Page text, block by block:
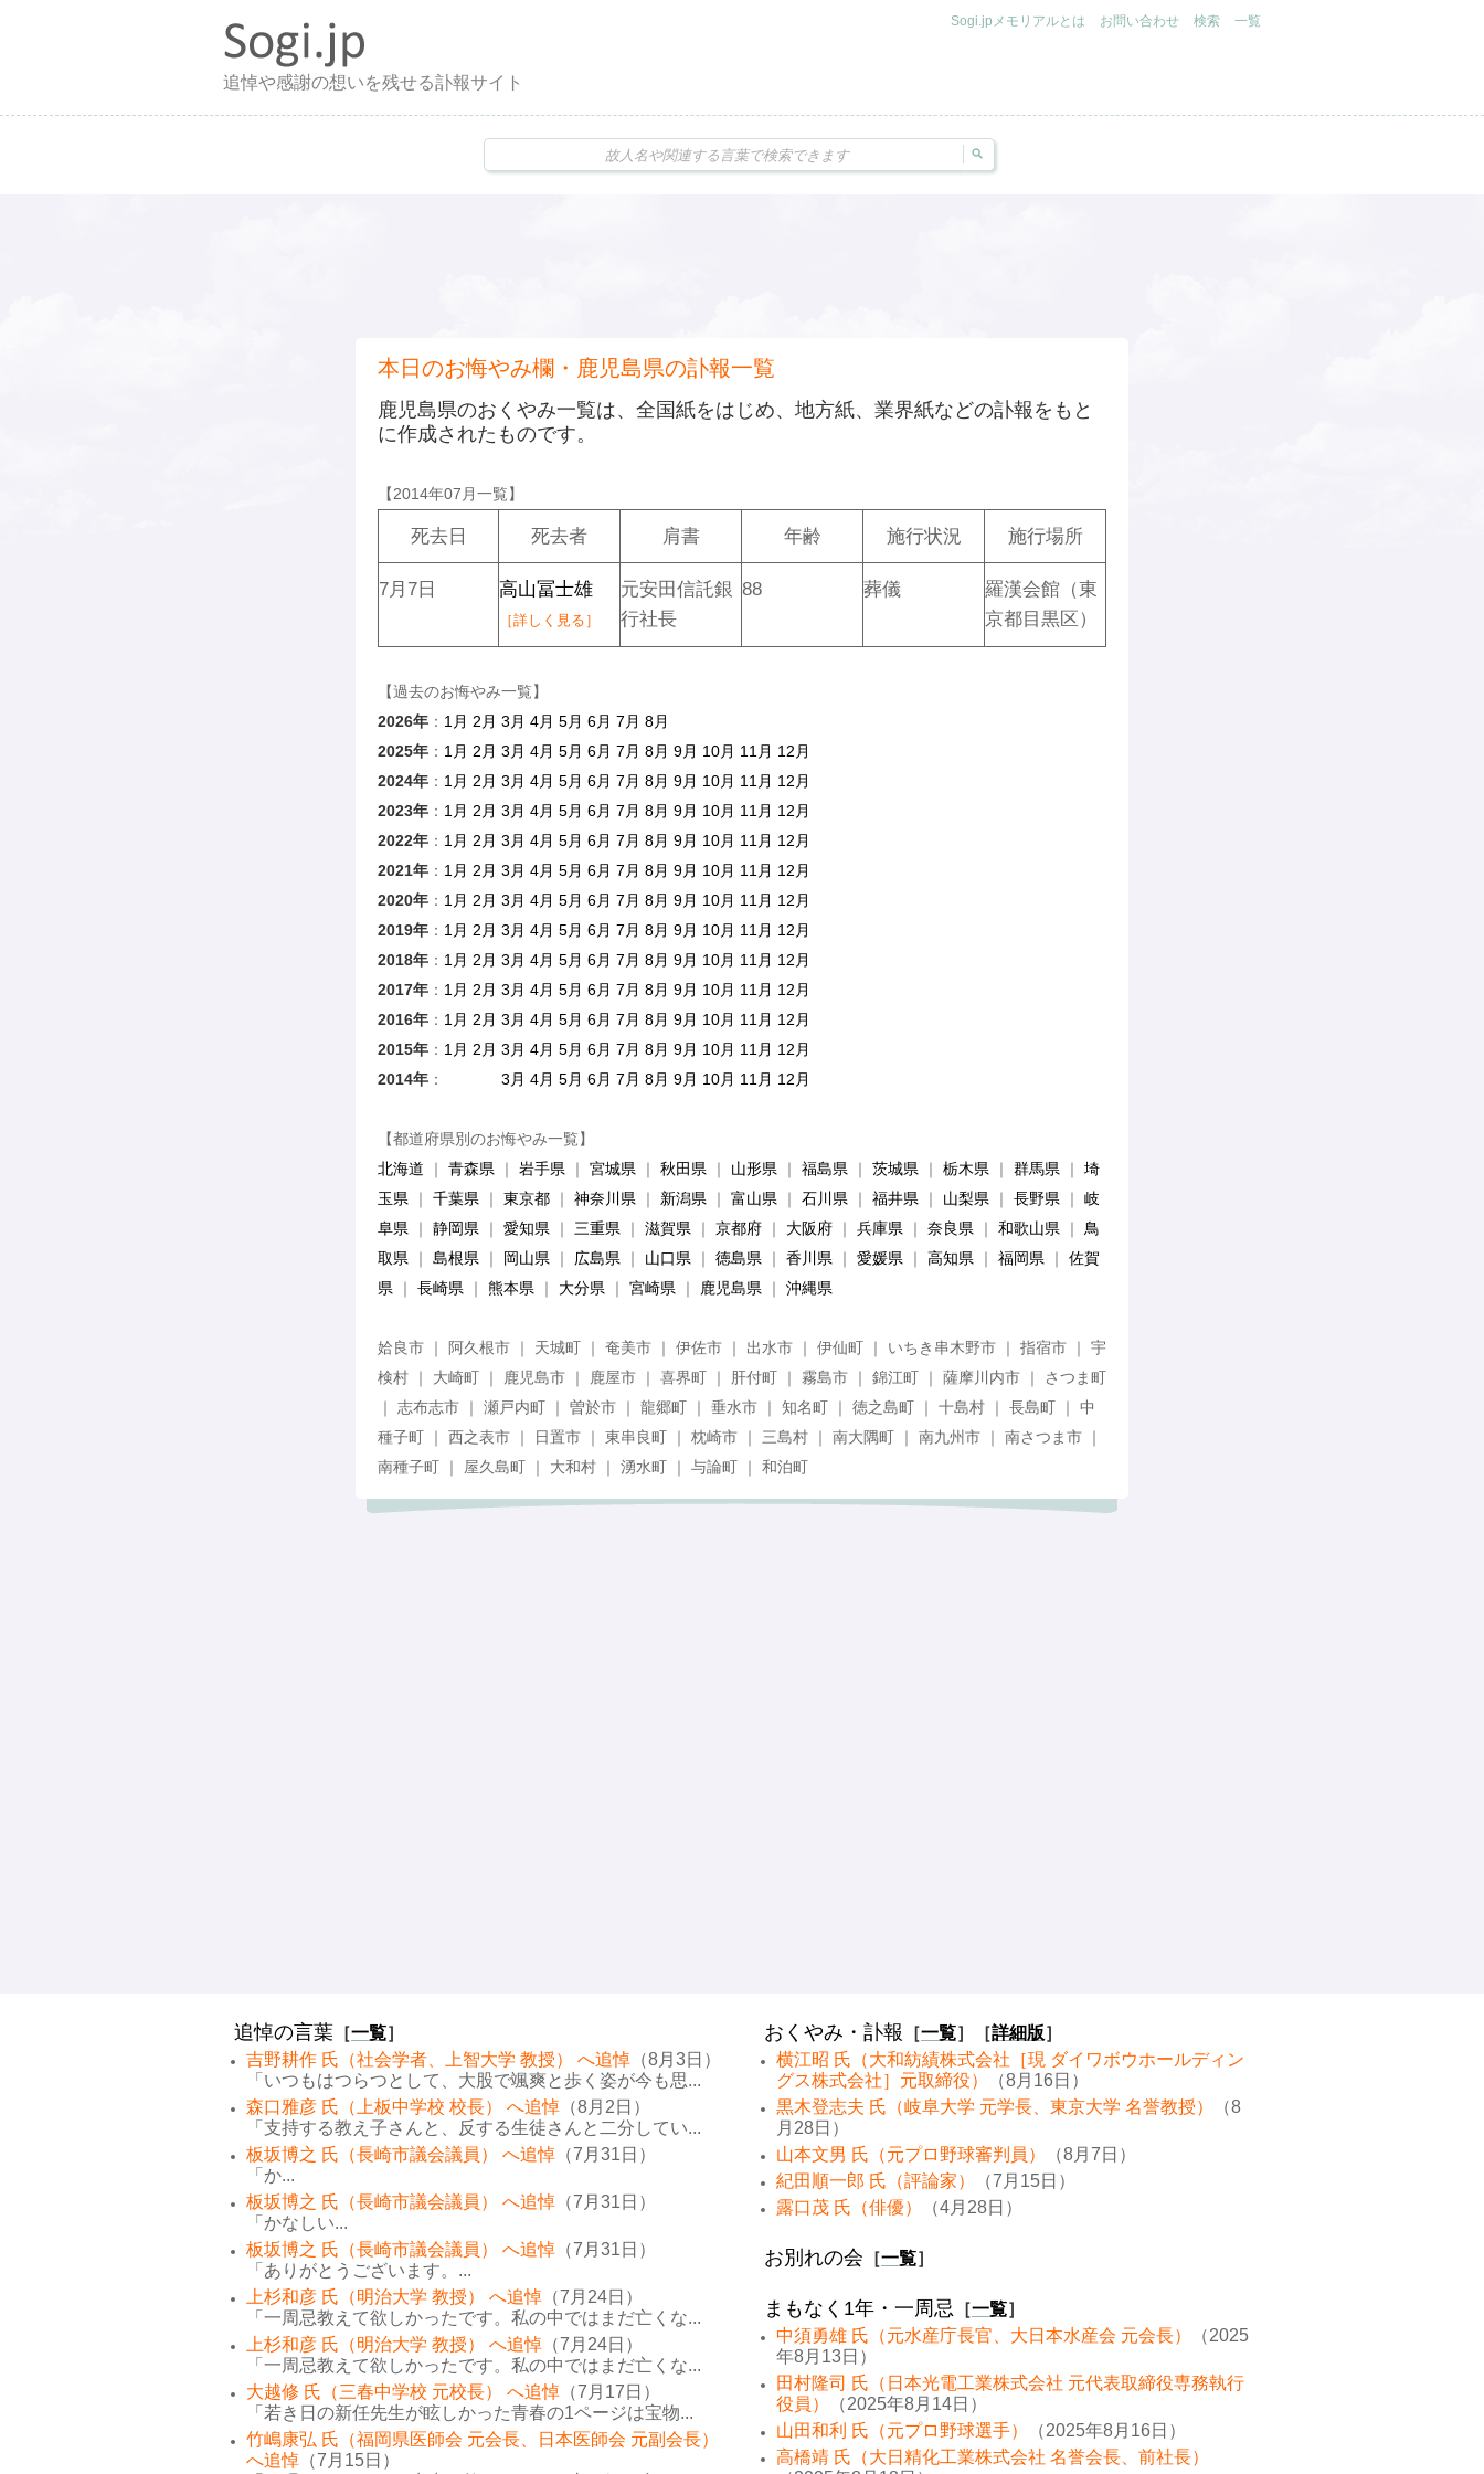
追悼や感謝の想いを残せる訃報サイト
Sogi.jpメモリアルとは お問い合わせ 検索 一覧
本日のお悔やみ欄・鹿児島県の訃報一覧
鹿児島県のおくやみ一覧は、全国紙をはじめ、地方紙、業界紙などの訃報をもと
に作成されたものです。
【2014年07月一覧】
死去日 死去者 肩書 年齢 施行状況 施行場所
7月7日 高山冨士雄
［詳しく見る］
元安田信託銀
行社長
88 葬儀
羅漢会館（東
京都目黒区）
【過去のお悔やみ一覧】
2026年 ： 1月 2月 3月 4月 5月 6月 7月 8月
2025年 ： 1月 2月 3月 4月 5月 6月 7月 8月 9月 10月 11月 12月
2024年 ： 1月 2月 3月 4月 5月 6月 7月 8月 9月 10月 11月 12月
2023年 ： 1月 2月 3月 4月 5月 6月 7月 8月 9月 10月 11月 12月
2022年 ： 1月 2月 3月 4月 5月 6月 7月 8月 9月 10月 11月 12月
2021年 ： 1月 2月 3月 4月 5月 6月 7月 8月 9月 10月 11月 12月
2020年 ： 1月 2月 3月 4月 5月 6月 7月 8月 9月 10月 11月 12月
2019年 ： 1月 2月 3月 4月 5月 6月 7月 8月 9月 10月 11月 12月
2018年 ： 1月 2月 3月 4月 5月 6月 7月 8月 9月 10月 11月 12月
2017年 ： 1月 2月 3月 4月 5月 6月 7月 8月 9月 10月 11月 12月
2016年 ： 1月 2月 3月 4月 5月 6月 7月 8月 9月 10月 11月 12月
2015年 ： 1月 2月 3月 4月 5月 6月 7月 8月 9月 10月 11月 12月
2014年 ： 3月 4月 5月 6月 7月 8月 9月 10月 11月 12月
【都道府県別のお悔やみ一覧】
北海道 ｜ 青森県 ｜ 岩手県 ｜ 宮城県 ｜ 秋田県 ｜ 山形県 ｜ 福島県 ｜ 茨城県 ｜ 栃木県 ｜ 群馬県 ｜ 埼
玉県 ｜ 千葉県 ｜ 東京都 ｜ 神奈川県 ｜ 新潟県 ｜ 富山県 ｜ 石川県 ｜ 福井県 ｜ 山梨県 ｜ 長野県 ｜ 岐
阜県 ｜ 静岡県 ｜ 愛知県 ｜ 三重県 ｜ 滋賀県 ｜ 京都府 ｜ 大阪府 ｜ 兵庫県 ｜ 奈良県 ｜ 和歌山県 ｜ 鳥
取県 ｜ 島根県 ｜ 岡山県 ｜ 広島県 ｜ 山口県 ｜ 徳島県 ｜ 香川県 ｜ 愛媛県 ｜ 高知県 ｜ 福岡県 ｜ 佐賀
県 ｜ 長崎県 ｜ 熊本県 ｜ 大分県 ｜ 宮崎県 ｜ 鹿児島県 ｜ 沖縄県
姶良市 ｜ 阿久根市 ｜ 天城町 ｜ 奄美市 ｜ 伊佐市 ｜ 出水市 ｜ 伊仙町 ｜ いちき串木野市 ｜ 指宿市 ｜ 宇
検村 ｜ 大崎町 ｜ 鹿児島市 ｜ 鹿屋市 ｜ 喜界町 ｜ 肝付町 ｜ 霧島市 ｜ 錦江町 ｜ 薩摩川内市 ｜ さつま町
｜ 志布志市 ｜ 瀬戸内町 ｜ 曽於市 ｜ 龍郷町 ｜ 垂水市 ｜ 知名町 ｜ 徳之島町 ｜ 十島村 ｜ 長島町 ｜ 中
種子町 ｜ 西之表市 ｜ 日置市 ｜ 東串良町 ｜ 枕崎市 ｜ 三島村 ｜ 南大隅町 ｜ 南九州市 ｜ 南さつま市 ｜
南種子町 ｜ 屋久島町 ｜ 大和村 ｜ 湧水町 ｜ 与論町 ｜ 和泊町
追悼の言葉 ［一覧］
吉野耕作 氏（社会学者、上智大学 教授） へ追悼 （8月3日）
「いつもはつらつとして、大股で颯爽と歩く姿が今も思...
森口雅彦 氏（上板中学校 校長） へ追悼 （8月2日）
「支持する教え子さんと、反する生徒さんと二分してい...
板坂博之 氏（長崎市議会議員） へ追悼 （7月31日）
「か...
板坂博之 氏（長崎市議会議員） へ追悼 （7月31日）
「かなしい...
板坂博之 氏（長崎市議会議員） へ追悼 （7月31日）
「ありがとうございます。...
上杉和彦 氏（明治大学 教授） へ追悼 （7月24日）
「一周忌教えて欲しかったです。私の中ではまだ亡くな...
上杉和彦 氏（明治大学 教授） へ追悼 （7月24日）
「一周忌教えて欲しかったです。私の中ではまだ亡くな...
大越修 氏（三春中学校 元校長） へ追悼 （7月17日）
「若き日の新任先生が眩しかった青春の1ページは宝物...
竹嶋康弘 氏（福岡県医師会 元会長、日本医師会 元副会長）
へ追悼 （7月15日）
おくやみ・訃報 ［一覧］［詳細版］
横江昭 氏（大和紡績株式会社［現 ダイワボウホールディン
グス株式会社］元取締役）
（8月16日）
黒木登志夫 氏（岐阜大学 元学長、東京大学 名誉教授）
（8
月28日）
山本文男 氏（元プロ野球審判員）
（8月7日）
紀田順一郎 氏（評論家）
（7月15日）
露口茂 氏（俳優）
（4月28日）
お別れの会 ［一覧］
まもなく1年・一周忌 ［一覧］
中須勇雄 氏（元水産庁長官、大日本水産会 元会長）
（2025
年8月13日）
田村隆司 氏（日本光電工業株式会社 元代表取締役専務執行
役員）
（2025年8月14日）
山田和利 氏（元プロ野球選手）
（2025年8月16日）
高橋靖 氏（大日精化工業株式会社 名誉会長、前社長）